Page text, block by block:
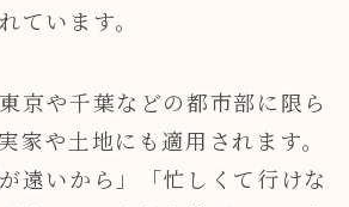
ています。
京や千葉などの都市部に限ら
家や土地にも適用されます。
遠いから」「忙しくて行けな